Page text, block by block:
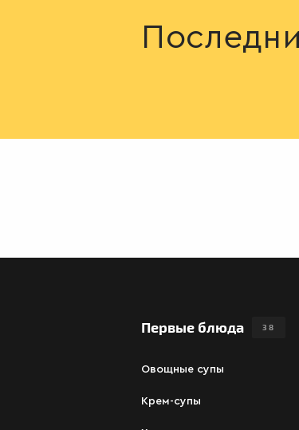
Первые блюда 38
Овощные супы
Крем-супы